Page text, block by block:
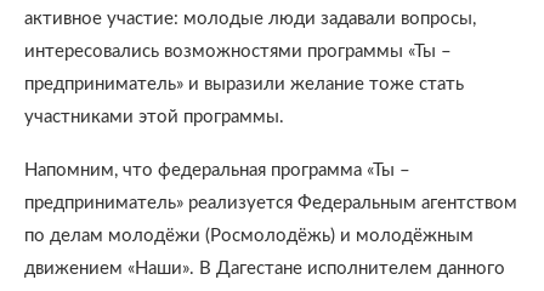
активное участие: молодые люди задавали вопросы,
интересовались возможностями программы «Ты –
предприниматель» и выразили желание тоже стать
участниками этой программы.
Напомним, что федеральная программа «Ты –
предприниматель» реализуется Федеральным агентством
по делам молодёжи (Росмолодёжь) и молодёжным
движением «Наши». В Дагестане исполнителем данного